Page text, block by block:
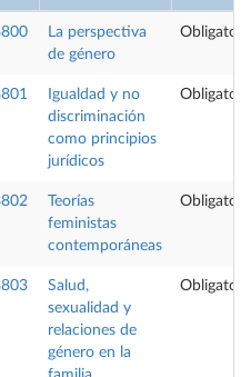
La perspectiva
de género
Igualdad y no
discriminación
como principios
jurídicos
Teorías
feministas
contemporáneas
Salud,
sexualidad y
relaciones de
género en la